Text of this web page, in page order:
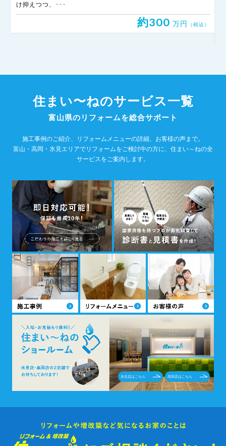
け抑えつつ、･･･
約300 万円 （税込）
住まい〜ねのサービス一覧
富山県のリフォームを総合サポート
施工事例のご紹介、リフォームメニューの詳細、お客様の声まで。
富山・高岡・氷見エリアでリフォームをご検討中の方に、住まい～ねの全
サービスをご案内します。
氷見店はこちら 高岡店はこちら